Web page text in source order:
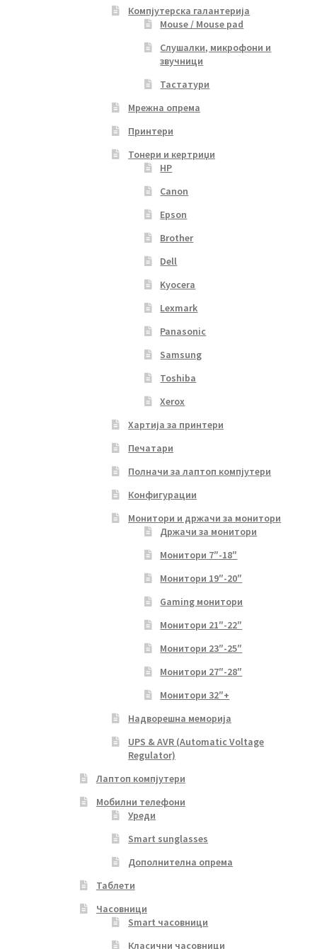
Компјутерска галантерија
Mouse / Mouse pad
Слушалки, микрофони и
звучници
Тастатури
Мрежна опрема
Принтери
Тонери и кертриџи
HP
Canon
Epson
Brother
Dell
Kyocera
Lexmark
Panasonic
Samsung
Toshiba
Xerox
Хартија за принтери
Печатари
Полначи за лаптоп компјутери
Конфигурации
Монитори и држачи за монитори
Држачи за монитори
Монитори 7″-18″
Монитори 19″-20″
Gaming монитори
Монитори 21″-22″
Монитори 23″-25″
Монитори 27″-28″
Монитори 32″+
Надворешна меморија
UPS & AVR (Automatic Voltage
Regulator)
Лаптоп компјутери
Мобилни телефони
Уреди
Smart sunglasses
Дополнителна опрема
Таблети
Часовници
Smart часовници
Класични часовници